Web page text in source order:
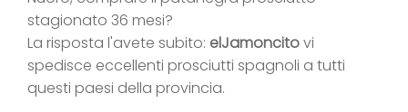
stagionato 36 mesi?
La risposta l'avete subito: elJamoncitovi
spedisce eccellenti prosciutti spagnoli a tutti
questi paesi della provincia.